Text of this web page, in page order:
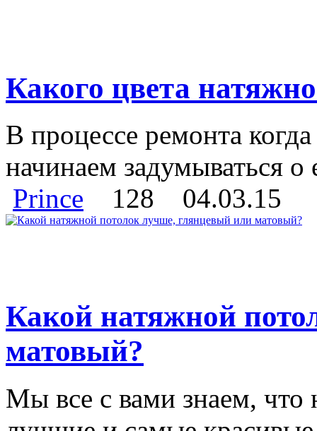
Какого цвета
В процессе ремонта
начинаем задумываться о
Prince
128 04.03.15
Какой натяжной
матовый?
Мы все с вами знаем, что